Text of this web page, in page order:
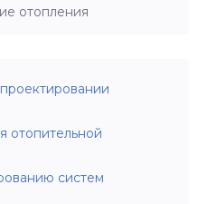
отопления
отопительной
систем